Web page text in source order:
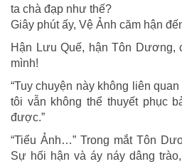
ta chà đạp như thế?
Giây phút ấy, Vệ Ảnh căm hận
Hận Lưu Quế, hận Tôn Dương,
mình!
“Tuy chuyện này không liên
tôi vẫn không thể thuyết phục
được.”
“Tiểu Ảnh…” Trong mắt Tôn
Sự hối hận và áy náy dâng